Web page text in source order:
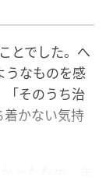
とでした。へ
うなものを感
「そのうち治
着かない気持